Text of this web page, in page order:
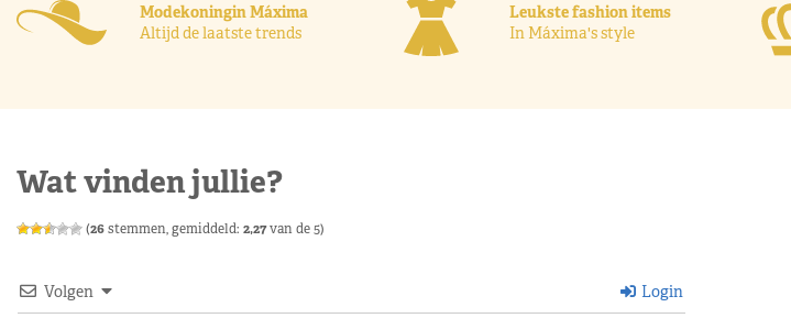
Modekoningin Máxima
Altijd de laatste trends
Leukste fashion items
In Máxima's style
Wat vinden jullie?
(26stemmen, gemiddeld: 2,27van de 5)
Volgen Login